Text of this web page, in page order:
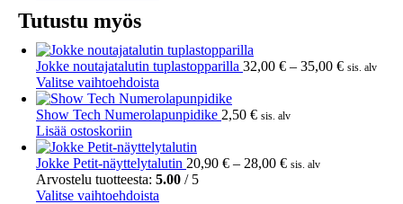
tuotteen
sivulla.
muunnelma.
Voit
tehdä
valinnat
tuotteen
Tutustu myös
Jokke noutajatalutin tuplastopparilla 32,00 € – 35,00 € sis. alv
Valitse vaihtoehdoista
tuotteella
on
muunnelma.
Voit
tehdä
Show Tech Numerolapunpidike 2,50 € sis. alv
Lisää ostoskoriin
Jokke Petit-näyttelytalutin 20,90 € – 28,00 €Hintaluokka:
sis. alv
Arvostelu tuotteesta: 5.00 / 5
Valitse vaihtoehdoista